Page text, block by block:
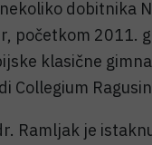
dobitnika
početkom 2011.
klasične
Collegium
Ramljak je